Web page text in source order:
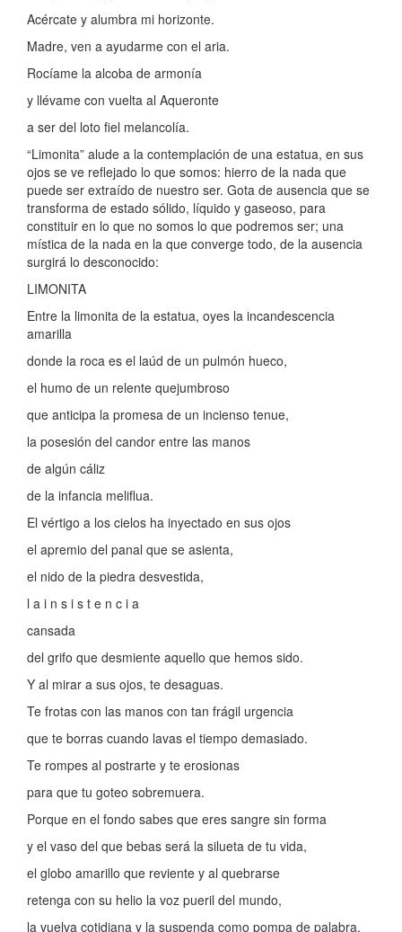
Acércate y alumbra mi horizonte.
Madre, ven a ayudarme con el aria.
Rocíame la alcoba de armonía
y llévame con vuelta al Aqueronte
a ser del loto fiel melancolía.
“Limonita” alude a la contemplación de una estatua, en sus
ojos se ve reflejado lo que somos: hierro de la nada que
puede ser extraído de nuestro ser. Gota de ausencia que se
transforma de estado sólido, líquido y gaseoso, para
constituir en lo que no somos lo que podremos ser; una
mística de la nada en la que converge todo, de la ausencia
surgirá lo desconocido:
LIMONITA
Entre la limonita de la estatua, oyes la incandescencia
amarilla
donde la roca es el laúd de un pulmón hueco,
el humo de un relente quejumbroso
que anticipa la promesa de un incienso tenue,
la posesión del candor entre las manos
de algún cáliz
de la infancia meliflua.
El vértigo a los cielos ha inyectado en sus ojos
el apremio del panal que se asienta,
el nido de la piedra desvestida,
l a i n s i s t e n c i a
cansada
del grifo que desmiente aquello que hemos sido.
Y al mirar a sus ojos, te desaguas.
Te frotas con las manos con tan frágil urgencia
que te borras cuando lavas el tiempo demasiado.
Te rompes al postrarte y te erosionas
para que tu goteo sobremuera.
Porque en el fondo sabes que eres sangre sin forma
y el vaso del que bebas será la silueta de tu vida,
el globo amarillo que reviente y al quebrarse
retenga con su helio la voz pueril del mundo,
la vuelva cotidiana y la suspenda como pompa de palabra,